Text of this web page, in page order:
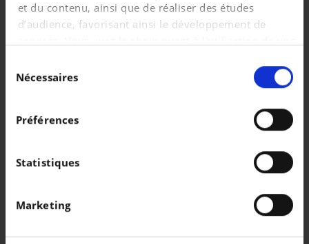
et du contenu, ainsi que de réaliser des études
d’audience, favorisant ainsi le développement de
services. Vous avez le choix quant à l'utilisation de vos
retirer votre consentement à tout moment en
consultant la Déclaration relative aux cookies ou en
Collecter des informations sur votre localisation
géographique qui peuvent être précises à plusieurs
Identifier votre appareil en l'analysant
duNécessaires
Préférences
Statistiques
Marketing
121.360 EUR